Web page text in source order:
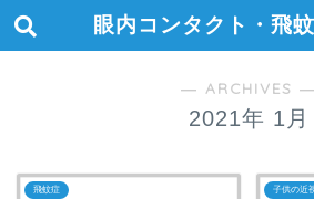
眼内コンタクト・飛
― ARCHIVES ―
2021年 1月
飛蚊症 子供の近